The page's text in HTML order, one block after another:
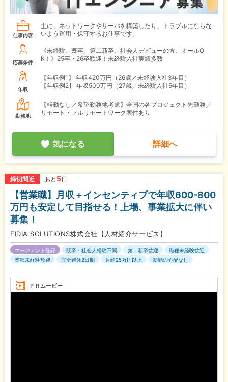
仕事内容
主に、ネットワークやサーバを構築したり、トラブルにならな
いよう運用・保守するお仕事です。
応募条件
《未経験、既卒、第二新卒、社会人デビューの方、オールO
K！》25卒・26卒歓迎！未経験入社実績多数
年収
【年収例1】
年収420万円（26歳／未経験入社3年目）
【年収例2】
年収500万円（27歳／未経験入社5年目）
勤務地
【転勤なし／希望勤務地考慮】全国の各プロジェクト先勤務／
リモート・フルリモートワーク案件あり
気になる 詳細へ
締切間近 あと 5日
【営業職】月収＋インセンティブで年収600-800
万円も安定して目指せる！上場、事業拡大に伴い
募集！
FIDIA SOLUTIONS株式会社【人材紹介サービス】
エージェント登録 既卒・社会人経験不問 第二新卒歓迎
職種未経験歓迎
業種未経験歓迎
完全週休2日制 月給25万円以上 転勤の心配なし
ＰＲムービー